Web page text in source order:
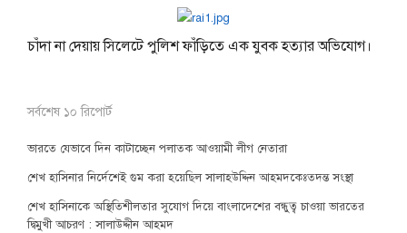
চাঁদা না দেয়ায় সিলেটে পুলিশ ফাঁড়িতে এক যুবক হত্যার অভিযোগ।
সর্বশেষ ১০ রিপোর্ট
ভারতে যেভাবে দিন কাটাচ্ছেন পলাতক আওয়ামী লীগ নেতারা
শেখ হাসিনার নির্দেশেই গুম করা হয়েছিল সালাহউদ্দিন আহমদকেঃতদন্ত সংস্থা
শেখ হাসিনাকে অস্থিতিশীলতার সুযোগ দিয়ে বাংলাদেশের বন্ধুত্ব চাওয়া ভারতের
দ্বিমুখী আচরণ : সালাউদ্দীন আহমদ